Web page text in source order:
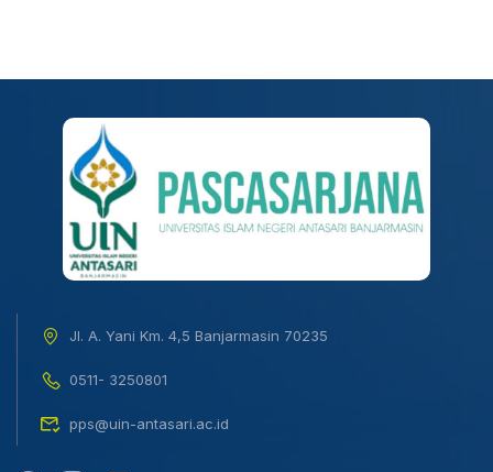
Jl. A. Yani Km. 4,5 Banjarmasin 70235
0511- 3250801
pps@uin-antasari.ac.id